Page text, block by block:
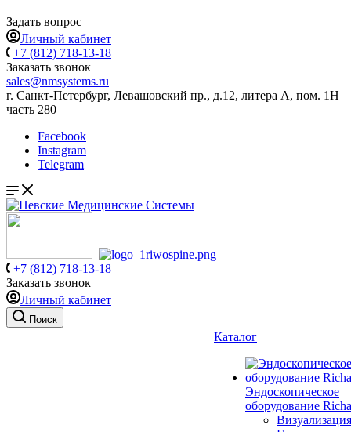
Задать вопрос
Личный кабинет
+7 (812) 718-13-18
Заказать звонок
sales@nmsystems.ru
г. Санкт-Петербург, Левашовский пр., д.12, литера А, пом. 1Н
часть 280
Facebook
Instagram
Telegram
+7 (812) 718-13-18
Заказать звонок
Личный кабинет
Поиск
Каталог
Эндоскопическое
оборудование
Визуализация